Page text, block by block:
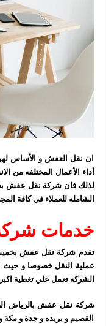
ان نقل العفش و الأساس
أداء الأعمال المختلفه من
لذلك فان شركة نقل عفش
الشامله للعملاء في كافة
خدمات
تقدم شركة نقل عفش بخميس
عملية النقل خصوصا و حيث
الشركه تعمل علي تغطية
شركة نقل عفش بالرياض
القصيم و بريده و جدة و مكة